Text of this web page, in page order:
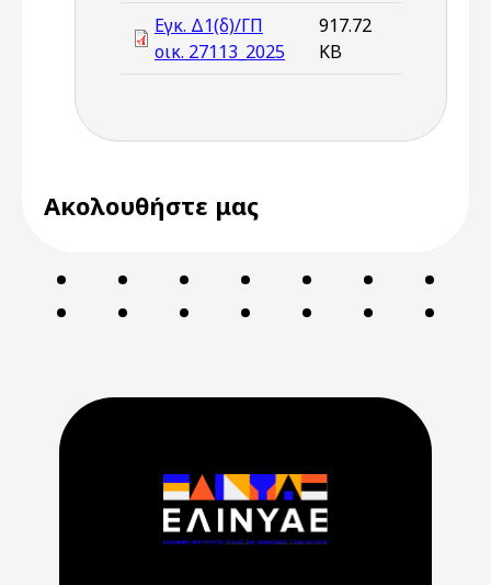
Εγκ. Δ1(δ)/ΓΠ
οικ. 27113_2025
917.72
KB
Ακολουθήστε μας